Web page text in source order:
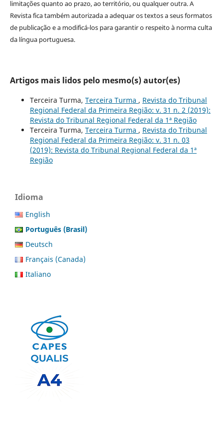
limitações quanto ao prazo, ao território, ou qualquer outra. A
Revista fica também autorizada a adequar os textos a seus formatos
de publicação e a modificá-los para garantir o respeito à norma culta
da língua portuguesa.
Artigos mais lidos pelo mesmo(s) autor(es)
Terceira Turma, Terceira Turma , Revista do Tribunal
Regional Federal da Primeira Região: v. 31 n. 2 (2019):
Revista do Tribunal Regional Federal da 1ª Região
Terceira Turma, Terceira Turma , Revista do Tribunal
Regional Federal da Primeira Região: v. 31 n. 03
(2019): Revista do Tribunal Regional Federal da 1ª
Região
Idioma
English
Português (Brasil)
Deutsch
Français (Canada)
Italiano